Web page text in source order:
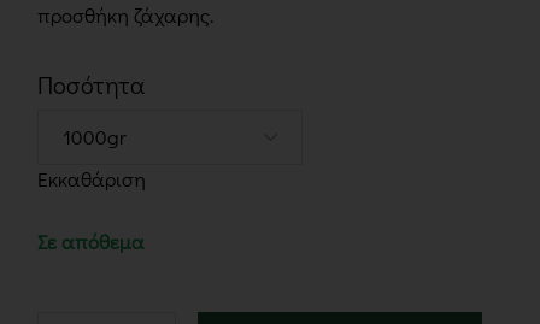
προσθήκη ζάχαρης.
Ποσότητα
Εκκαθάριση
Σε απόθεμα